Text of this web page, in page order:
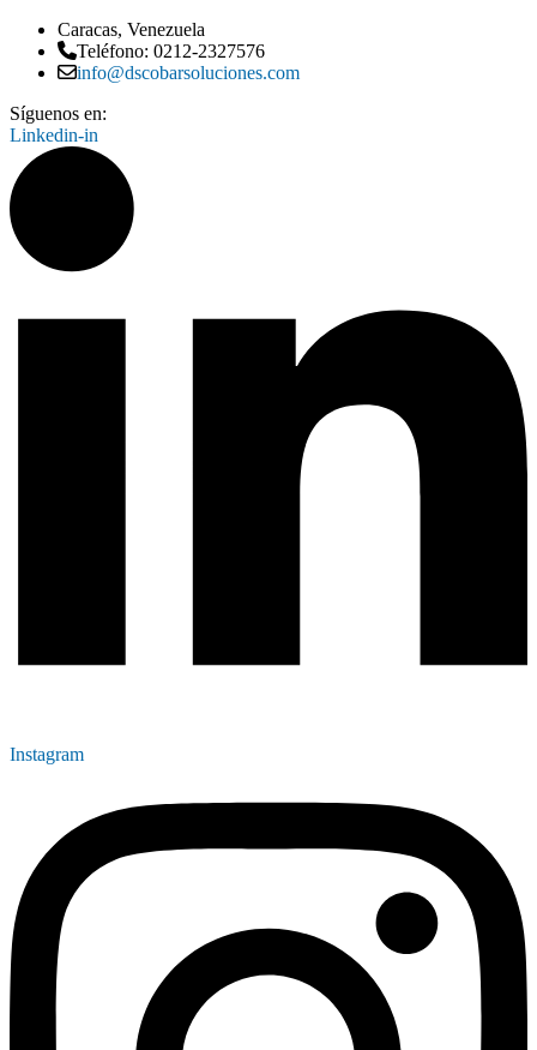
Caracas, Venezuela
Teléfono: 0212-2327576
info@dscobarsoluciones.com
Síguenos en:
Linkedin-in
Instagram